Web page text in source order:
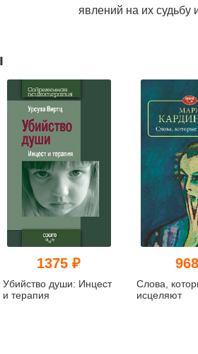
явлений на их судьбу
1375 ₽
Убийство души: Инцест
и терапия
Слова,
исцеляют